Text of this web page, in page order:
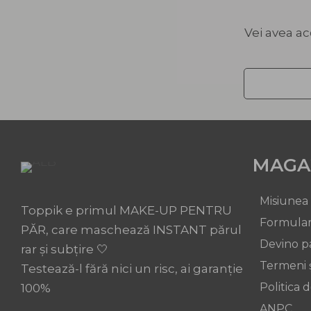
Vei avea
Toppik e primul MAKE-UP PENTRU
PĂR, care maschează INSTANT părul
rar și subțire 🤍
Testează-l fără nici un risc, ai garanție
100%
Devino
Termeni
Politica
ANPC